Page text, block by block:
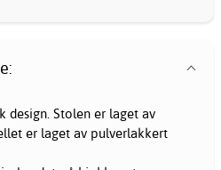
design. Stolen er laget av
er laget av pulverlakkert